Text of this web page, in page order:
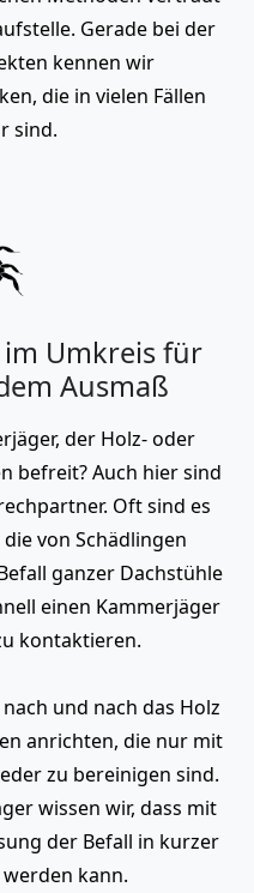
Gerade bei der
kennen wir
die in vielen Fällen
sind.
Umkreis für
Ausmaß
der Holz- oder
befreit? Auch hier sind
Oft sind es
von Schädlingen
ganzer Dachstühle
einen Kammerjäger
kontaktieren.
und nach das Holz
anrichten, die nur mit
zu bereinigen sind.
wissen wir, dass mit
der Befall in kurzer
kann.